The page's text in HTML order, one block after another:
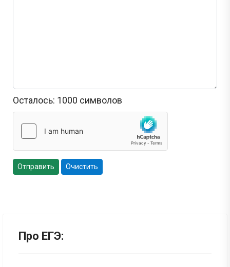
Осталось: 1000 символов
Отправить Очистить
Про ЕГЭ: